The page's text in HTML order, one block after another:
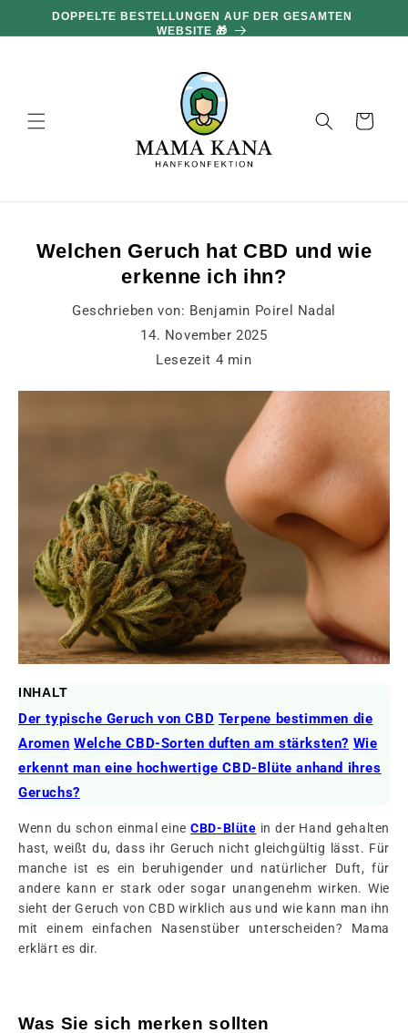
und zumDOPPELTE BESTELLUNGEN AUF DER GESAMTEN
WEBSITE 🎁
Warenkorb
Welchen Geruch hat CBD und wie
erkenne ich ihn?
Geschrieben von: Benjamin Poirel Nadal
14. November 2025
Lesezeit 4 min
INHALT
Der typische Geruch von CBD Terpene bestimmen die
Aromen Welche CBD-Sorten duften am stärksten? Wie
erkennt man eine hochwertige CBD-Blüte anhand ihres
Geruchs?
Wenn du schon einmal eineCBD-Blüte in der Hand gehalten
hast, weißt du, dass ihr Geruch nicht gleichgültig lässt. Für
manche ist es ein beruhigender und natürlicher Duft, für
andere kann er stark oder sogar unangenehm wirken. Wie
sieht der Geruch von CBD wirklich aus und wie kann man ihn
mit einem einfachen Nasenstüber unterscheiden? Mama
erklärt es dir.
Was Sie sich merken sollten